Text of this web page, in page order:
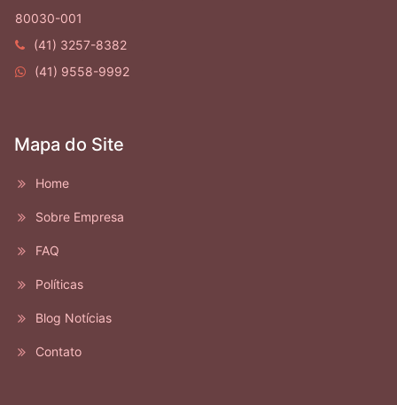
80030-001
(41) 3257-8382
(41) 9558-9992
Mapa do Site
Home
Sobre Empresa
FAQ
Políticas
Blog Notícias
Contato